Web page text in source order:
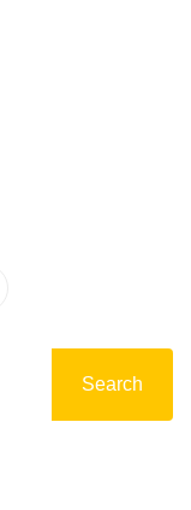
Search